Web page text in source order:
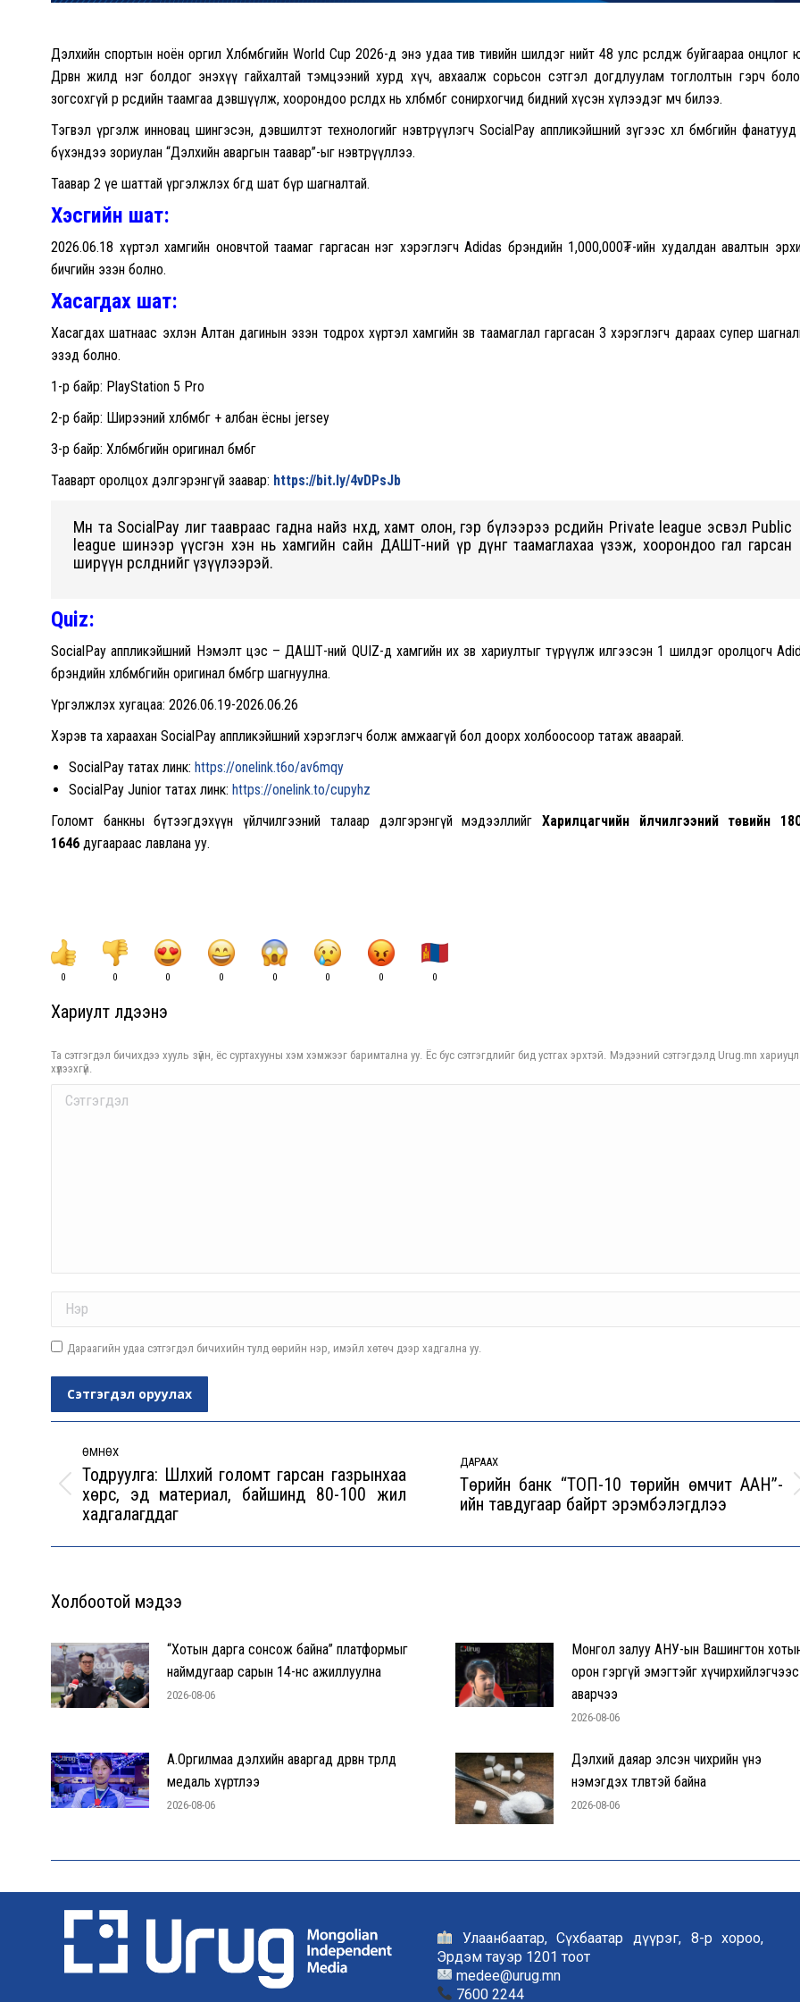
Дэлхийн спортын ноён оргил Хөлбөмбөгийн World Cup 2026-д энэ удаа тив тивийн шилдэг нийт 48 улс өрсөлдөж буйгаараа онцлог
Дөрвөн жилд нэг болдог энэхүү гайхалтай тэмцээний хурд хүч, авхаалж сорьсон сэтгэл догдлуулам тоглолтын гэрч
зогсохгүй өөр өөрсдийн таамгаа дэвшүүлж, хоорондоо өрсөлдөх нь хөлбөмбөг сонирхогчид бидний хүсэн хүлээдэг мөч билээ.
Тэгвэл үргэлж инновац шингэсэн, дэвшилтэт технологийг нэвтрүүлэгч SocialPay аппликэйшний зүгээс хөл бөмбөгийн
бүхэндээ зориулан “Дэлхийн аваргын таавар”-ыг нэвтрүүллээ.
Таавар 2 үе шаттай үргэлжлэх бөгөөд шат бүр шагналтай.
Хэсгийн шат:
2026.06.18 хүртэл хамгийн оновчтой таамаг гаргасан нэг хэрэглэгч Adidas брэндийн 1,000,000₮-ийн худалдан авалтын
бичгийн эзэн болно.
Хасагдах шат:
Хасагдах шатнаас эхлэн Алтан дагинын эзэн тодрох хүртэл хамгийн зөв таамаглал гаргасан 3 хэрэглэгч дараах супер
эзэд болно.
1-р байр: PlayStation 5 Pro
2-р байр: Ширээний хөлбөмбөг + албан ёсны jersey
3-р байр: Хөлбөмбөгийн оригинал бөмбөг
Тааварт оролцох дэлгэрэнгүй заавар: https://bit.ly/4vDPsJb
Мөн та SocialPay лиг таавраас гадна найз нөхөд, хамт олон, гэр бүлээрээ өөрсдийн Private league эсвэл Public
league шинээр үүсгэн хэн нь хамгийн сайн ДАШТ-ний үр дүнг таамаглахаа үзэж, хоорондоо гал гарсан
ширүүн өрсөлдөөнийг үзүүлээрэй.
Quiz:
SocialPay аппликэйшний Нэмэлт цэс – ДАШТ-ний QUIZ-д хамгийн их зөв хариултыг түрүүлж илгээсэн 1 шилдэг оролцогч
брэндийн хөлбөмбөгийн оригинал бөмбөгөөр шагнуулна.
Үргэлжлэх хугацаа: 2026.06.19-2026.06.26
Хэрэв та хараахан SocialPay аппликэйшний хэрэглэгч болж амжаагүй бол доорх холбоосоор татаж аваарай.
SocialPay татах линк: https://onelink.t6o/av6mqy
SocialPay Junior татах линк: https://onelink.to/cupyhz
Голомт банкны бүтээгдэхүүн үйлчилгээний талаар дэлгэрэнгүй мэдээллийг Харилцагчийн үйлчилгээний төвийн
1646 дугаараас лавлана уу.
0 0 0 0 0 0 0 0
Хариулт үлдээнэ үү
Та сэтгэгдэл бичихдээ хууль зүйн, ёс суртахууны хэм хэмжээг баримтална уу. Ёс бус сэтгэгдлийг бид устгах эрхтэй. Мэдээний сэтгэгдэлд Urug.mn
хүлээхгүй.
Comment
Дараагийн удаа сэтгэгдэл бичихийн тулд өөрийн нэр, имэйл хөтөч дээр хадгална уу.
Сэтгэгдэл оруулах
navigation
ӨМНӨХ
Previous
post:
Тодруулга: Шүлхий голомт гарсан газрынхаа
хөрс, эд материал, байшинд 80-100 жил
хадгалагддаг
ДАРААХ
Next
Төрийн банк “ТОП-10 төрийн өмчит ААН”-
ийн тавдугаар байрт эрэмбэлэгдлээ
Холбоотой мэдээ
“Хотын дарга сонсож байна” платформыг
наймдугаар сарын 14-нөөс ажиллуулна
2026-08-06
Монгол залуу АНУ-ын Вашингтон
орон гэргүй эмэгтэйг хүчирхийлэгчээс
аварчээ
2026-08-06
А.Оргилмаа дэлхийн аваргад дөрвөн төрөлд
медаль хүртлээ
2026-08-06
Дэлхий даяар элсэн чихрийн үнэ
нэмэгдэх төлөвтэй байна
2026-08-06
Улаанбаатар, Сүхбаатар дүүрэг, 8-р хороо,
Эрдэм тауэр 1201 тоот
medee@urug.mn
7600 2244